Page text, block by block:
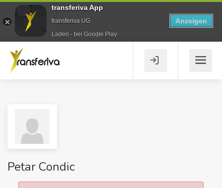
Petar Condic
transferiva App
transferiva UG
Laden - bei Google Play
Anzeigen